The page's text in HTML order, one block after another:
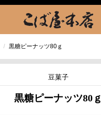
黒糖ピーナッツ80ｇ
豆菓子
黒糖ピーナッツ80ｇ